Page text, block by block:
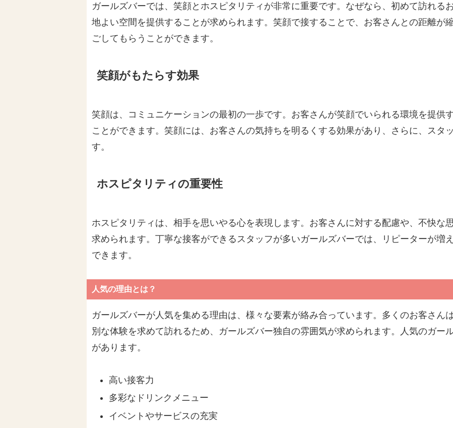
ガールズバーでは、笑顔とホスピタリティが非常に重要です。なぜなら、初めて訪れる
地よい空間を提供することが求められます。笑顔で接することで、お客さんとの距離が
ごしてもらうことができます。
笑顔がもたらす効果
笑顔は、コミュニケーションの最初の一歩です。お客さんが笑顔でいられる環境を提供
ことができます。笑顔には、お客さんの気持ちを明るくする効果があり、さらに、スタ
す。
ホスピタリティの重要性
ホスピタリティは、相手を思いやる心を表現します。お客さんに対する配慮や、不快な
求められます。丁寧な接客ができるスタッフが多いガールズバーでは、リピーターが増
できます。
人気の理由とは？
ガールズバーが人気を集める理由は、様々な要素が絡み合っています。多くのお客さん
別な体験を求めて訪れるため、ガールズバー独自の雰囲気が求められます。人気のガー
があります。
高い接客力
多彩なドリンクメニュー
イベントやサービスの充実